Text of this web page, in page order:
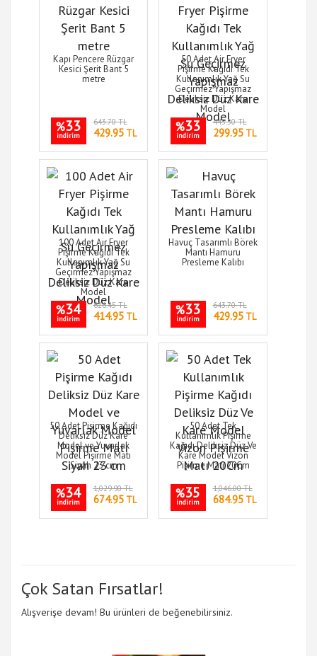
Kapı Pencere Rüzgar
Kesici Şerit Bant 5
metre
%33
indirim
643.70 TL
429.95TL
50 Adet Air Fryer
Pişirme Kağıdı Tek
Kullanımlık Yağ Su
Geçirmez Yapışmaz
Deliksiz Düz Kare
Model
%33
indirim
445.50 TL
299.95TL
100 Adet Air Fryer
Pişirme Kağıdı Tek
Kullanımlık Yağ Su
Geçirmez Yapışmaz
Deliksiz Düz Kare
Model
%34
indirim
626.45 TL
414.95TL
Havuç Tasarımlı Börek
Mantı Hamuru
Presleme Kalıbı
%33
indirim
643.70 TL
429.95TL
50 Adet Pişirme Kağıdı
Deliksiz Düz Kare
Model ve Yuvarlak
Model Pişirme Matı
Siyah 23 cm
%34
indirim
1,029.90 TL
674.95TL
50 Adet Tek
Kullanımlık Pişirme
Kağıdı Deliksiz Düz Ve
Kare Model Vizon
Pişirme Matı 20Cm
%35
indirim
1,046.00 TL
684.95TL
Çok Satan Fırsatlar!
Alışverişe devam! Bu ürünleri de beğenebilirsiniz.